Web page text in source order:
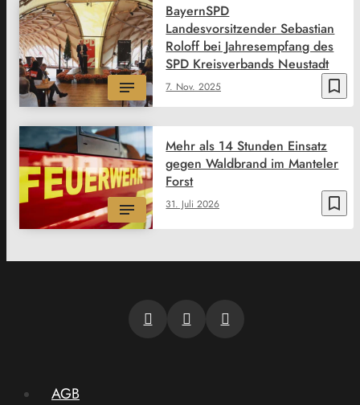
bookmark_border
7. Nov. 2025
BayernSPD
Landesvorsitzender Sebastian
Roloff bei Jahresempfang des
SPD Kreisverbands Neustadt
bookmark_border
31. Juli 2026
Mehr als 14 Stunden Einsatz
gegen Waldbrand im Manteler
Forst
AGB